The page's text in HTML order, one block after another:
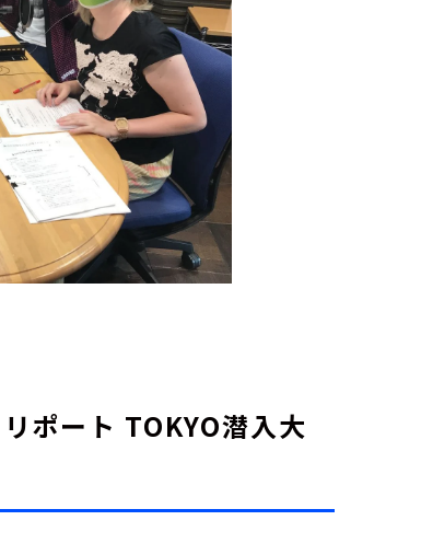
リポート TOKYO潜入大